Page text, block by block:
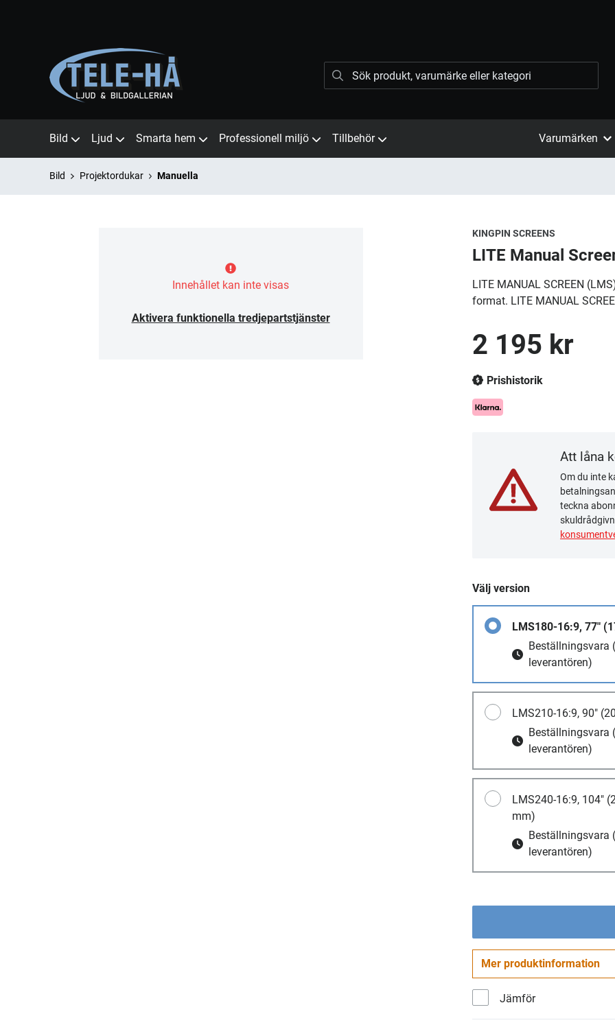
Bild Ljud Smarta hem Professionell miljö Tillbehör Varumärken
Bild Projektordukar Manuella
Innehållet kan inte visas
Aktivera funktionella tredjepartstjänster
KINGPIN SCREENS
LITE Manual
LITE MANUAL SCREEN
format. LITE MANUAL
2 195 kr
Prishistorik
Att låna
Om du inte
teckna
Välj version
LMS180-16:9, 77"
Beställningsvara
leverantören)
LMS210-16:9, 90"
Beställningsvara
leverantören)
LMS240-16:9, 104"
mm)
Beställningsvara
leverantören)
Mer produktinformation
Jämför